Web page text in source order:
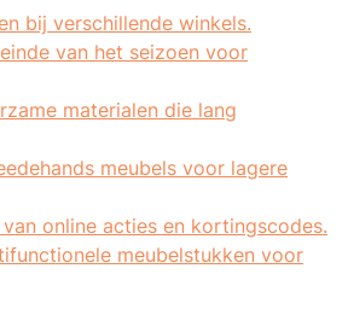
bij verschillende winkels.
van het seizoen voor
materialen die lang
meubels voor lagere
online acties en kortingscodes.
meubelstukken voor